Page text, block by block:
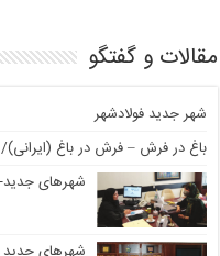
مقالات و گفتگو
شهر جدید فولادشهر
باغ در فرش – فرش در باغ (ایرانی)/
شهرهای جدید-